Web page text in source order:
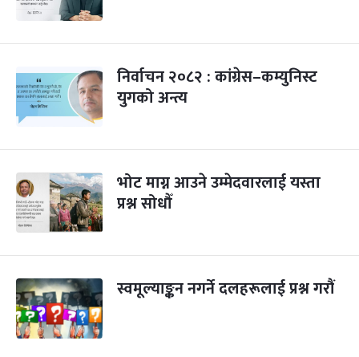
निर्वाचन २०८२ : कांग्रेस–कम्युनिस्ट
युगको अन्त्य
भोट माग्न आउने उम्मेदवारलाई यस्ता
प्रश्न सोधौँ
स्वमूल्याङ्कन नगर्ने दलहरूलाई प्रश्न गरौं